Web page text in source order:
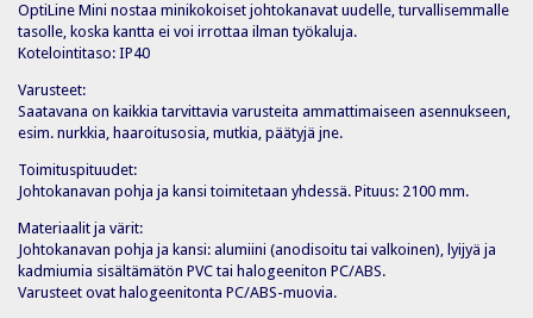
OptiLine Mini nostaa minikokoiset johtokanavat uudelle, turvallisemmalle
tasolle, koska kantta ei voi irrottaa ilman työkaluja.
Kotelointitaso: IP40
Varusteet:
Saatavana on kaikkia tarvittavia varusteita ammattimaiseen asennukseen,
esim. nurkkia, haaroitusosia, mutkia, päätyjä jne.
Toimituspituudet:
Johtokanavan pohja ja kansi toimitetaan yhdessä. Pituus: 2100 mm.
Materiaalit ja värit:
Johtokanavan pohja ja kansi: alumiini (anodisoitu tai valkoinen), lyijyä ja
kadmiumia sisältämätön PVC tai halogeeniton PC/ABS.
Varusteet ovat halogeenitonta PC/ABS-muovia.